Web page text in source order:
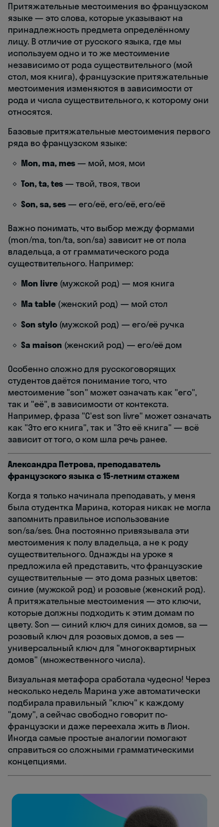
Притяжательные местоимения во французском
языке — это слова, которые указывают на
принадлежность предмета определённому
лицу. В отличие от русского языка, где мы
используем одно и то же местоимение
независимо от рода существительного (мой
стол, моя книга), французские притяжательные
местоимения изменяются в зависимости от
рода и числа существительного, к которому они
относятся.
Базовые притяжательные местоимения первого
ряда во французском языке:
Mon, ma, mes — мой, моя, мои
Ton, ta, tes — твой, твоя, твои
Son, sa, ses — его/её, его/её, его/её
Важно понимать, что выбор между формами
(mon/ma, ton/ta, son/sa) зависит не от пола
владельца, а от грамматического рода
существительного. Например:
Mon livre(мужской род) — моя книга
Ma table(женский род) — мой стол
Son stylo(мужской род) — его/её ручка
Sa maison (женский род) — его/её дом
Особенно сложно для русскоговорящих
студентов даётся понимание того, что
местоимение "son" может означать как "его",
так и "её", в зависимости от контекста.
Например, фраза "C'est son livre" может означать
как "Это его книга", так и "Это её книга" — всё
зависит от того, о ком шла речь ранее.
Александра Петрова, преподаватель
французского языка с 15-летним стажем
Когда я только начинала преподавать, у меня
была студентка Марина, которая никак не могла
запомнить правильное использование
son/sa/ses. Она постоянно привязывала эти
местоимения к полу владельца, а не к роду
существительного. Однажды на уроке я
предложила ей представить, что французские
существительные — это дома разных цветов:
синие (мужской род) и розовые (женский род).
А притяжательные местоимения — это ключи,
которые должны подходить к этим домам по
цвету. Son — синий ключ для синих домов, sa —
розовый ключ для розовых домов, а ses —
универсальный ключ для "многоквартирных
домов" (множественного числа).
Визуальная метафора сработала чудесно! Через
несколько недель Марина уже автоматически
подбирала правильный "ключ" к каждому
"дому", а сейчас свободно говорит по-
французски и даже переехала жить в Лион.
Иногда самые простые аналогии помогают
справиться со сложными грамматическими
концепциями.